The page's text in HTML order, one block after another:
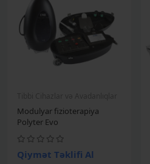
Modulyar fizioterapiya
Polyter Evo
Qiymət Təklifi Al